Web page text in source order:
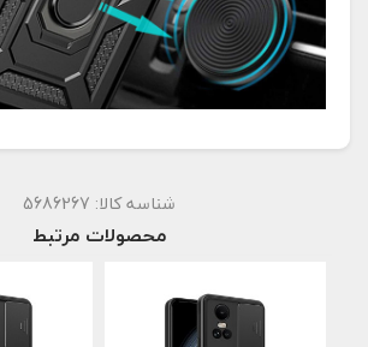
شناسه کالا: 5686267
محصولات مرتبط